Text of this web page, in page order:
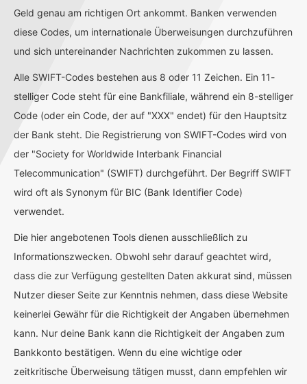
Geld genau am richtigen Ort ankommt. Banken verwenden
diese Codes, um internationale Überweisungen durchzuführen
und sich untereinander Nachrichten zukommen zu lassen.
Alle SWIFT-Codes bestehen aus 8 oder 11 Zeichen. Ein 11-
stelliger Code steht für eine Bankfiliale, während ein 8-stelliger
Code (oder ein Code, der auf "XXX" endet) für den Hauptsitz
der Bank steht. Die Registrierung von SWIFT-Codes wird von
der "Society for Worldwide Interbank Financial
Telecommunication" (SWIFT) durchgeführt. Der Begriff SWIFT
wird oft als Synonym für BIC (Bank Identifier Code)
verwendet.
Die hier angebotenen Tools dienen ausschließlich zu
Informationszwecken. Obwohl sehr darauf geachtet wird,
dass die zur Verfügung gestellten Daten akkurat sind, müssen
Nutzer dieser Seite zur Kenntnis nehmen, dass diese Website
keinerlei Gewähr für die Richtigkeit der Angaben übernehmen
kann. Nur deine Bank kann die Richtigkeit der Angaben zum
Bankkonto bestätigen. Wenn du eine wichtige oder
zeitkritische Überweisung tätigen musst, dann empfehlen wir